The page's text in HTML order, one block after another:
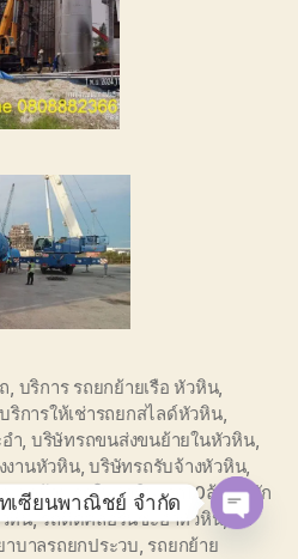
, บริการ รถยกย้ายเรือ หัวหิน,
บริการให้เช่ารถยกสไลด์หัวหิน,
ำ, บริษัทรถขนส่งขนย้ายในหัวหิน,
งานหัวหิน,บริษัทรถรับจ้างหัวหิน,
, ยกย้าย รถในหัวหิน ,รถ10ล้อติดนัก
หิน,รถติดคลอรีนชะอำหัวหิน,รถ
าบาลรถยกประวบ, รถยกย้าย
เซียนพาณิชย์ จำกัด